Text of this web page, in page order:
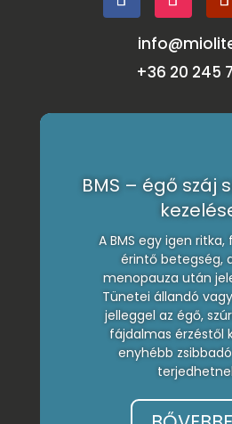
+36 20 245
BMS – égő száj
A BMS egy igen
érintő betegség,
menopauza után
Tünetei állandó
jelleggel az égő,
fájdalmas érzéstől
enyhébb